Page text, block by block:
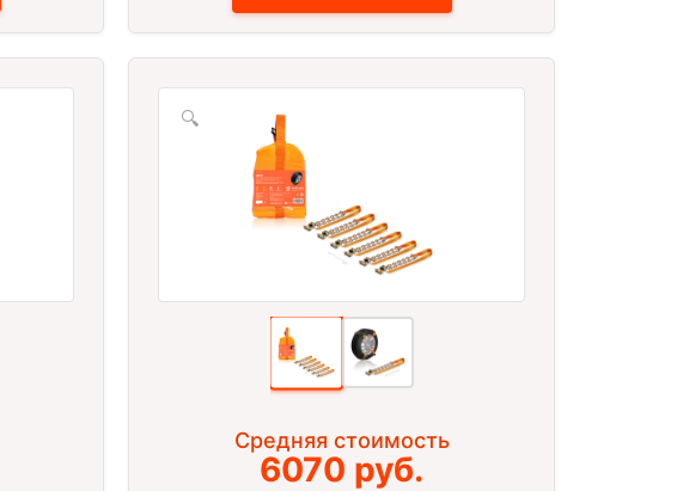
🔍
Средняя стоимость
6070 руб.